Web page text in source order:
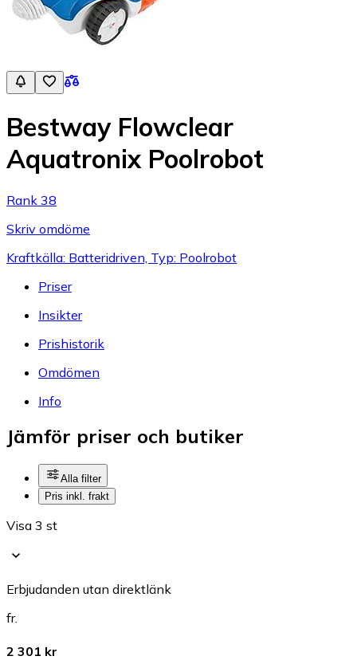
Bestway Flowclear
Aquatronix Poolrobot
Rank 38
Skriv omdöme
Kraftkälla: Batteridriven, Typ: Poolrobot
Priser
Insikter
Prishistorik
Omdömen
Info
Jämför priser och butiker
Alla filter
Pris inkl. frakt
Visa 3 st
Erbjudanden utan direktlänk
fr.
2 301 kr